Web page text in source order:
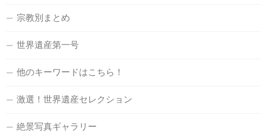
宗教別まとめ
世界遺産第一号
他のキーワードはこちら！
激選！世界遺産セレクション
絶景写真ギャラリー